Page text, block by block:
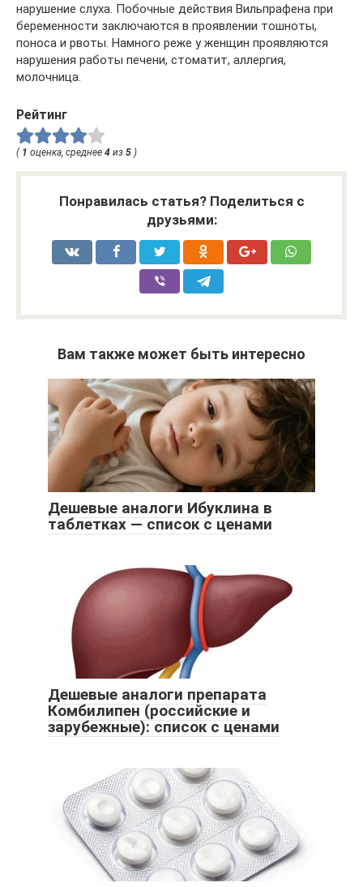
нарушение слуха. Побочные действия Вильпрафена при
беременности заключаются в проявлении тошноты,
поноса и рвоты. Намного реже у женщин проявляются
нарушения работы печени, стоматит, аллергия,
молочница.
Рейтинг
( 1 оценка, среднее 4 из 5 )
Понравилась статья? Поделиться с
друзьями:
Вам также может быть интересно
Дешевые аналоги Ибуклина в
таблетках — список с ценами
Дешевые аналоги препарата
Комбилипен (российские и
зарубежные): список с ценами